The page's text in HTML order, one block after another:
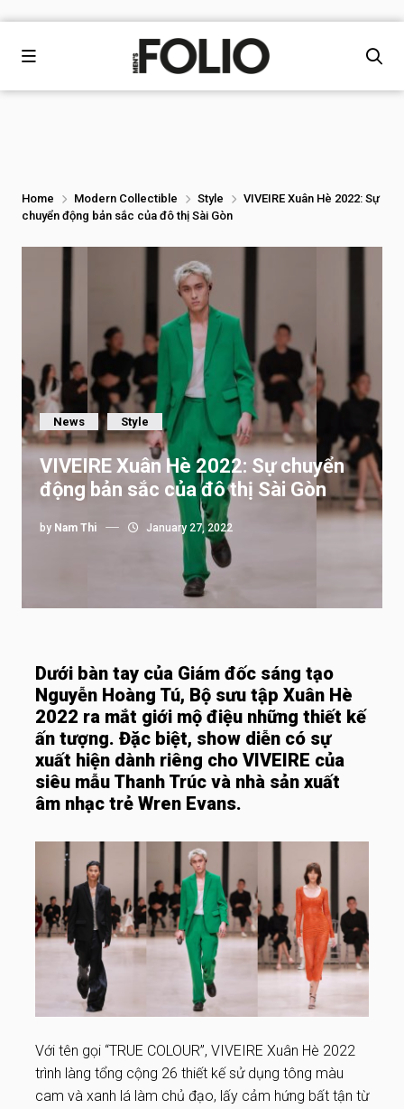
Home Modern Collectible Style
VIVEIRE Xuân Hè 2022: Sự
chuyển động bản sắc của đô thị Sài Gòn
News Style
VIVEIRE Xuân Hè 2022: Sự chuyển
động bản sắc của đô thị Sài Gòn
by Nam Thi January 27, 2022
Dưới bàn tay của Giám đốc sáng tạo
Nguyễn Hoàng Tú, Bộ sưu tập Xuân Hè
2022 ra mắt giới mộ điệu những thiết kế
ấn tượng. Đặc biệt, show diễn có sự
xuất hiện dành riêng cho VIVEIRE của
siêu mẫu Thanh Trúc và nhà sản xuất
âm nhạc trẻ Wren Evans.
Với tên gọi “TRUE COLOUR”, VIVEIRE Xuân Hè 2022
trình làng tổng cộng 26 thiết kế sử dụng tông màu
cam và xanh lá làm chủ đạo, lấy cảm hứng bất tận từ